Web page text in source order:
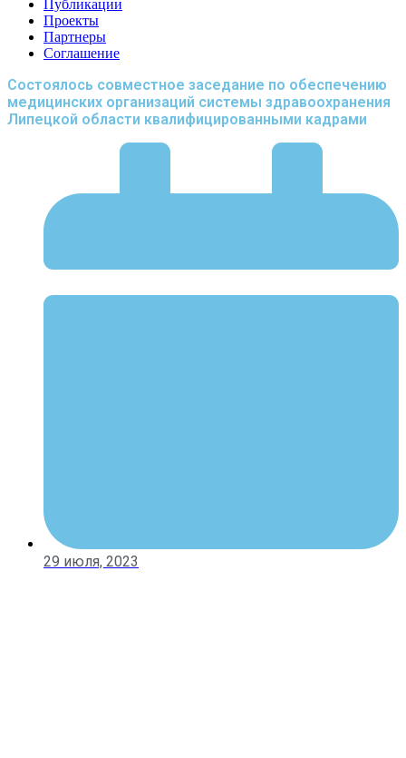
Публикации
Проекты
Партнеры
Соглашение
Состоялось совместное заседание по обеспечению
медицинских организаций системы здравоохранения
Липецкой области квалифицированными кадрами
29 июля, 2023